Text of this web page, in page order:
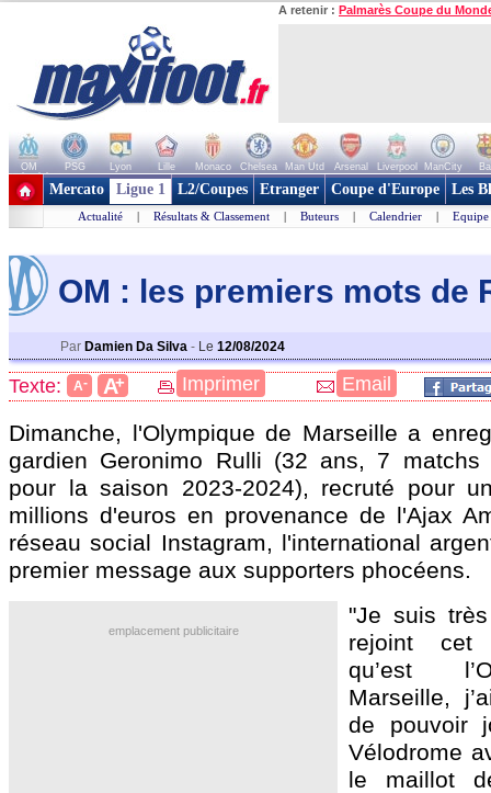
A retenir : Palmarès Coupe du
OM PSG Lyon Lille Monaco Chelsea Man Utd Arsenal Liverpool ManCity
+ de clubs
Mercato Ligue 1 L2/Coupes Etranger Coupe d'Europe Les
Actualité | Résultats & Classement | Buteurs | Calendrier | Equipe
OM : les premiers mots de
Par Damien Da Silva - Le 12/08/2024
Texte: A- A+ Imprimer Email
Dimanche, l'Olympique de Marseille a
gardien Geronimo Rulli (32 ans, 7 matchs
pour la saison 2023-2024), recruté pour
millions d'euros en provenance de l'Ajax
réseau social Instagram, l'international
premier message aux supporters phocéens.
emplacement publicitaire
"Je suis très
rejoint cet
qu’est
Marseille,
de pouvoir
Vélodrome
le maillot